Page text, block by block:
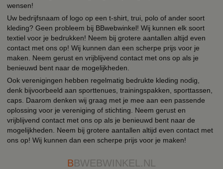
wensen!
Uw bedrijfsnaam of logo op een t-shirt, trui, polo of ander soort
kleding? Geen probleem bij BBwebwinkel! Wij kunnen elk soort
textiel voor je bedrukken! Neem bij grotere aantallen altijd even
contact met ons op! Wij kunnen dan een scherpe prijs voor je
maken. Neem gerust en vrijblijvend contact met ons op als je
benieuwd bent naar de mogelijkheden.
Ook verenigingen hebben regelmatig bedrukte kleding nodig,
denk bijvoorbeeld aan sporttenues, trainingspakken, sporttassen,
caps. Daarom denken wij graag met je mee aan een passende
oplossing voor je vereniging of stichting. Neem gerust en
vrijblijvend contact met ons op als je benieuwd bent naar de
mogelijkheden. Neem bij grotere aantallen altijd even contact met
ons op! Wij kunnen dan een scherpe prijs voor je maken!
BBWEBWINKEL.NL